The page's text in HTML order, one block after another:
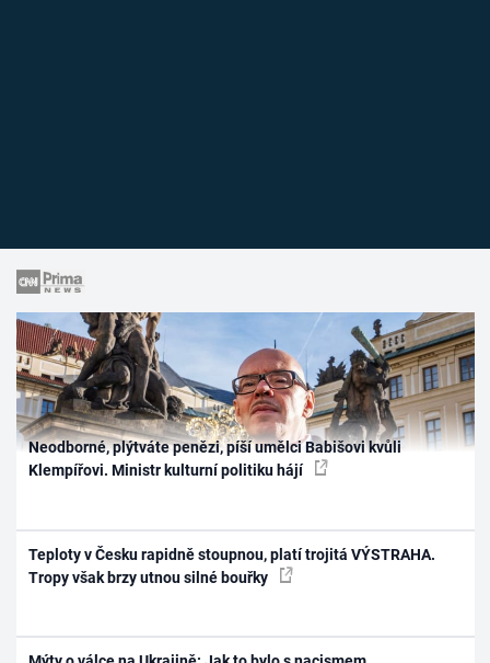
Neodborné, plýtváte penězi, píší umělci Babišovi kvůli
Klempířovi. Ministr kulturní politiku hájí
Teploty v Česku rapidně stoupnou, platí trojitá VÝSTRAHA.
Tropy však brzy utnou silné bouřky